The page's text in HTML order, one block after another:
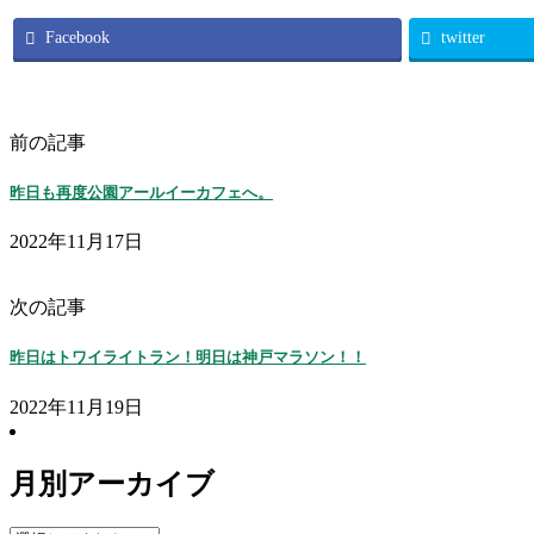
Facebook twitter
前の記事
昨日も再度公園アールイーカフェへ。
2022年11月17日
次の記事
昨日はトワイライトラン！明日は神戸マラソン！！
2022年11月19日
月別アーカイブ